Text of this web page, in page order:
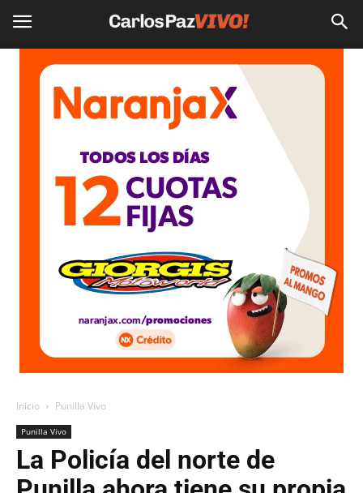
Inicio Punilla Vivo
Punilla Vivo
La Policía del norte de